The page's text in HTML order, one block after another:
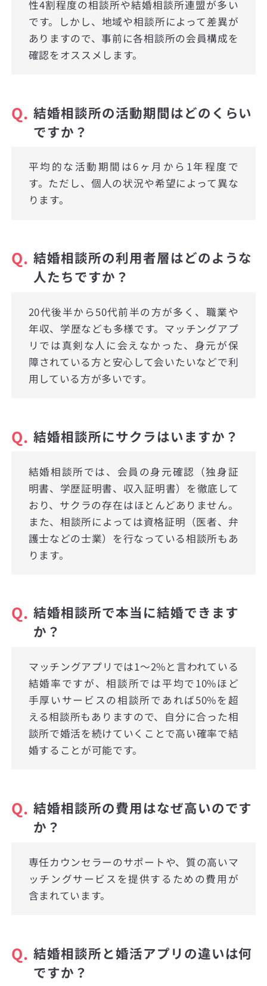
性4割程度の相談所や結婚相談所連盟が多い
です。しかし、地域や相談所によって差異が
ありますので、事前に各相談所の会員構成を
確認をオススメします。
Q. 結婚相談所の活動期間はどのくらい
ですか？
平均的な活動期間は6ヶ月から1年程度で
す。ただし、個人の状況や希望によって異な
ります。
Q. 結婚相談所の利用者層はどのような
人たちですか？
20代後半から50代前半の方が多く、職業や
年収、学歴なども多様です。マッチングアプ
リでは真剣な人に会えなかった、身元が保
障されている方と安心して会いたいなどで利
用している方が多いです。
Q. 結婚相談所にサクラはいますか？
結婚相談所では、会員の身元確認（独身証
明書、学歴証明書、収入証明書）を徹底して
おり、サクラの存在はほとんどありません。
また、相談所によっては資格証明（医者、弁
護士などの士業）を行なっている相談所もあ
ります。
Q. 結婚相談所で本当に結婚できます
か？
マッチングアプリでは1〜2%と言われている
結婚率ですが、相談所では平均で10%ほど
手厚いサービスの相談所であれば50%を超
える相談所もありますので、自分に合った相
談所で婚活を続けていくことで高い確率で結
婚することが可能です。
Q. 結婚相談所の費用はなぜ高いのです
か？
専任カウンセラーのサポートや、質の高いマ
ッチングサービスを提供するための費用が
含まれています。
Q. 結婚相談所と婚活アプリの違いは何
ですか？